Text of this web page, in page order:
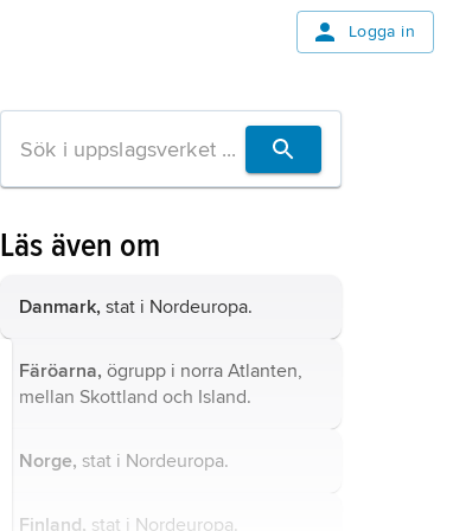
Logga in
Läs även om
Danmark, stat i Nordeuropa.
Färöarna, ögrupp i norra Atlanten,
mellan Skottland och Island.
Norge, stat i Nordeuropa.
Finland, stat i Nordeuropa.